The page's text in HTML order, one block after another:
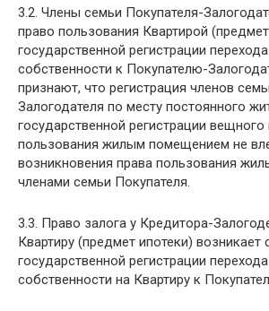
3.2. Члены семьи Покупателя-
право пользования Квартирой
государственной регистрации
собственности к Покупателю-
признают, что регистрация членов
Залогодателя по месту постоянного
государственной регистрации вещного
пользования жилым помещением не
возникновения права пользования
членами семьи Покупателя.
3.3. Право залога у Кредитора-
Квартиру (предмет ипотеки) возникает
государственной регистрации
собственности на Квартиру к